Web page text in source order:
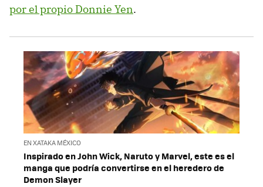
por el propio Donnie Yen.
EN XATAKA MÉXICO
Inspirado en John Wick, Naruto y Marvel, este es el
manga que podría convertirse en el heredero de
Demon Slayer